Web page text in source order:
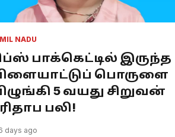
NADU
பாக்கெட்டில் இருந்த
பொருளை
5 வயது சிறுவன்
பலி!
days ago